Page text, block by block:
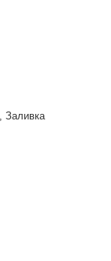
, Заливка